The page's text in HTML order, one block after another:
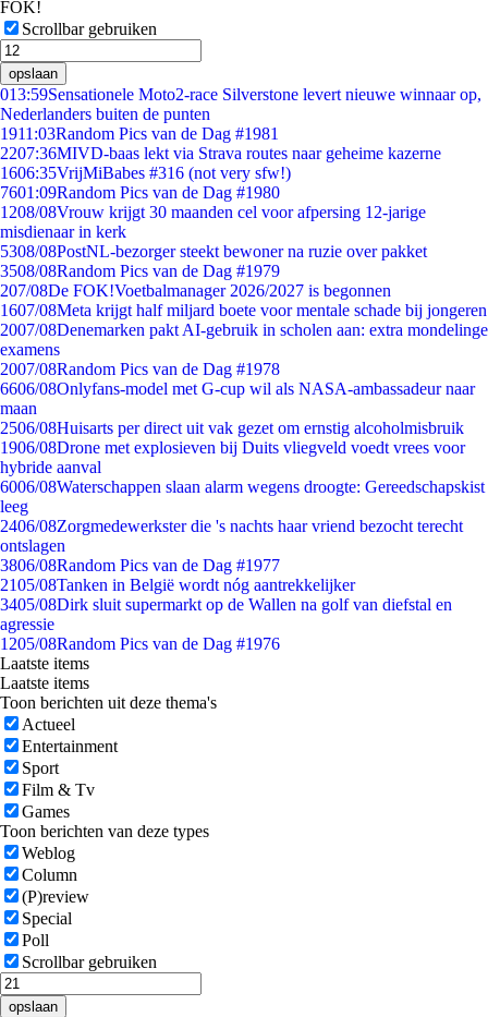
FOK!
Scrollbar gebruiken
opslaan
013:59Sensationele Moto2-race Silverstone levert nieuwe winnaar op,
Nederlanders buiten de punten
1911:03Random Pics van de Dag #1981
2207:36MIVD-baas lekt via Strava routes naar geheime kazerne
1606:35VrijMiBabes #316 (not very sfw!)
7601:09Random Pics van de Dag #1980
1208/08Vrouw krijgt 30 maanden cel voor afpersing 12-jarige
misdienaar in kerk
5308/08PostNL-bezorger steekt bewoner na ruzie over pakket
3508/08Random Pics van de Dag #1979
207/08De FOK!Voetbalmanager 2026/2027 is begonnen
1607/08Meta krijgt half miljard boete voor mentale schade bij jongeren
2007/08Denemarken pakt AI-gebruik in scholen aan: extra mondelinge
examens
2007/08Random Pics van de Dag #1978
6606/08Onlyfans-model met G-cup wil als NASA-ambassadeur naar
maan
2506/08Huisarts per direct uit vak gezet om ernstig alcoholmisbruik
1906/08Drone met explosieven bij Duits vliegveld voedt vrees voor
hybride aanval
6006/08Waterschappen slaan alarm wegens droogte: Gereedschapskist
leeg
2406/08Zorgmedewerkster die 's nachts haar vriend bezocht terecht
ontslagen
3806/08Random Pics van de Dag #1977
2105/08Tanken in België wordt nóg aantrekkelijker
3405/08Dirk sluit supermarkt op de Wallen na golf van diefstal en
agressie
1205/08Random Pics van de Dag #1976
Laatste items
Laatste items
Toon berichten uit deze thema's
Actueel
Entertainment
Sport
Film & Tv
Games
Toon berichten van deze types
Weblog
Column
(P)review
Special
Poll
Scrollbar gebruiken
opslaan